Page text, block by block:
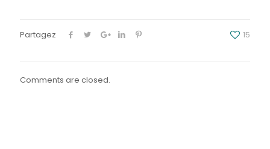
Partagez 15
Comments are closed.